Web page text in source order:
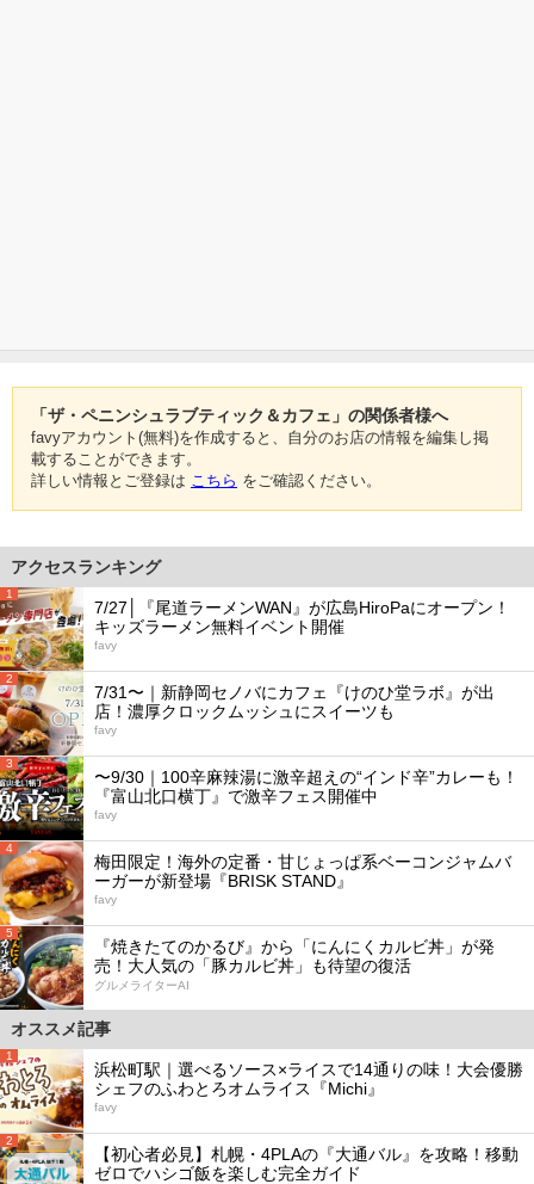
「ザ・ペニンシュラブティック＆カフェ」の関係者様へ
favyアカウント(無料)を作成すると、自分のお店の情報を編集し掲
載することができます。
詳しい情報とご登録は こちら をご確認ください。
アクセスランキング
1
7/27│『尾道ラーメンWAN』が広島HiroPaにオープン！
キッズラーメン無料イベント開催
favy
2
7/31〜｜新静岡セノバにカフェ『けのひ堂ラボ』が出
店！濃厚クロックムッシュにスイーツも
favy
3
〜9/30｜100辛麻辣湯に激辛超えの“インド辛”カレーも！
『富山北口横丁』で激辛フェス開催中
favy
4
梅田限定！海外の定番・甘じょっぱ系ベーコンジャムバ
ーガーが新登場『BRISK STAND』
favy
5
『焼きたてのかるび』から「にんにくカルビ丼」が発
売！大人気の「豚カルビ丼」も待望の復活
グルメライターAI
オススメ記事
1
浜松町駅｜選べるソース×ライスで14通りの味！大会優勝
シェフのふわとろオムライス『Michi』
favy
2
【初心者必見】札幌・4PLAの『大通バル』を攻略！移動
ゼロでハシゴ飯を楽しむ完全ガイド